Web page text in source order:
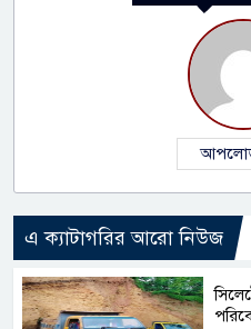
এ ক্যাটাগরির আরো নিউজ